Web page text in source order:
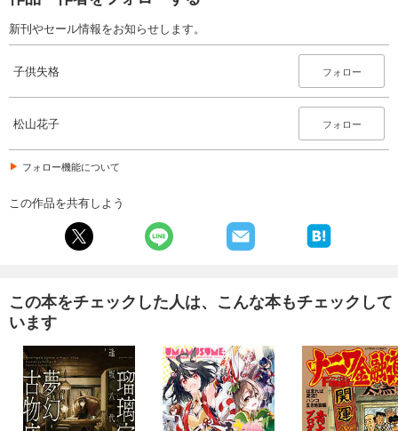
新刊やセール情報をお知らせします。
子供失格 フォロー
松山花子 フォロー
フォロー機能について
この作品を共有しよう
この本をチェックした人は、こんな本もチェックして
います